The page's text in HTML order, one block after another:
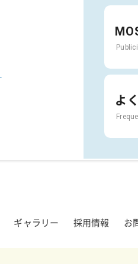
よ
ギャラリー 採用情報 お